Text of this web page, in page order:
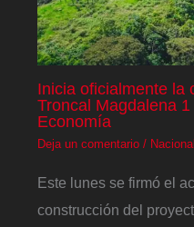
Inicia oficialmente la
Troncal Magdalena
Economía
Deja un comentario / Nacional
Este lunes se firmó el
construcción del